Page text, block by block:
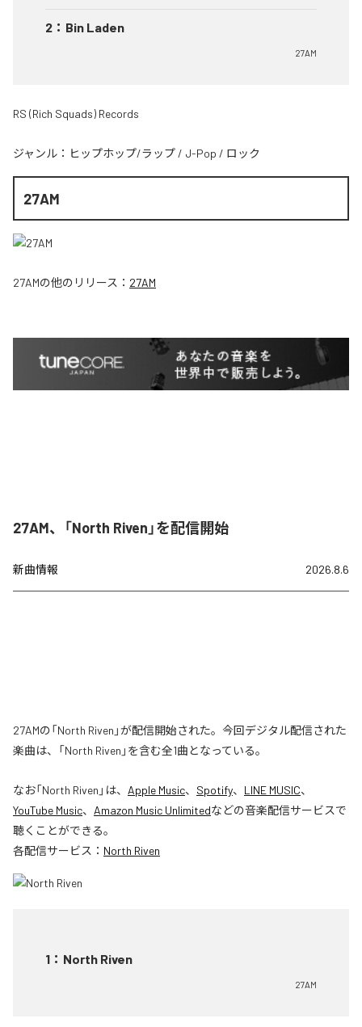
2 ： Bin Laden
27AM
RS (Rich Squads) Records
ジャンル： ヒップホップ/ラップ / J-Pop / ロック
27AM
27AMの他のリリース： 27AM
27AM、「North Riven」を配信開始
新曲情報 2026.8.6
27AMの「North Riven」が配信開始された。今回デジタル配信された
楽曲は、「North Riven」を含む全1曲となっている。
なお「North Riven 」は、 Apple Music、 Spotify、 LINE MUSIC、
YouTube Music、 Amazon Music Unlimitedなどの音楽配信サービスで
聴くことができる。
各配信サービス： North Riven
1 ： North Riven
27AM